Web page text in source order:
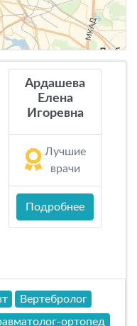
Ардашева
Елена
Игоревна
Лучшие
врачи
Подробнее
Вертебролог
ортопед